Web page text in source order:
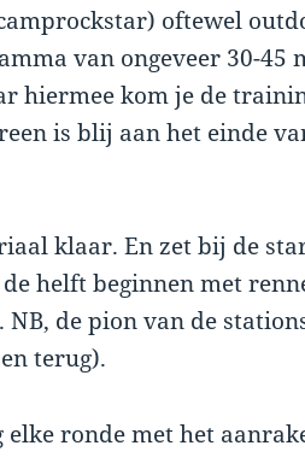
oftewel
van ongeveer 30-45
hiermee kom je de
is blij aan het einde
klaar. En zet bij de
helft beginnen met
de pion van de
terug).
ronde met het